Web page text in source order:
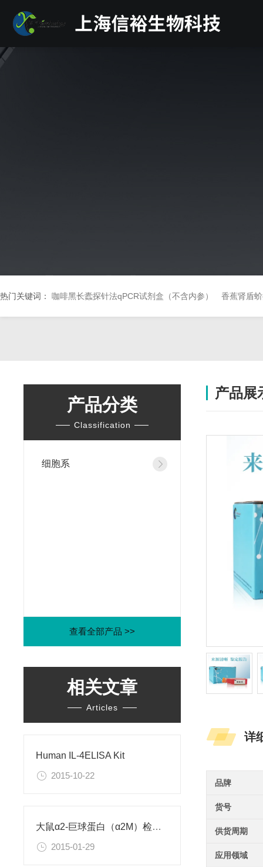
热门关键词： 咖啡黑长蠹探针法qPCR试剂盒（不含内参） 香蕉肾盾
产品分类
Classification
细胞系
查看全部产品 >>
相关文章
Articles
Human IL-4ELISA Kit
2015-10-22
大鼠α2-巨球蛋白（α2M）检测试剂盒
2015-01-29
产品展
详
品牌
货号
供货周期
应用领域